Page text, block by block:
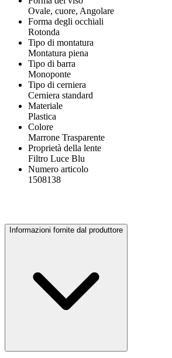
Ovale, cuore, Angolare
Forma degli occhiali
Rotonda
Tipo di montatura
Montatura piena
Tipo di barra
Monoponte
Tipo di cerniera
Cerniera standard
Materiale
Plastica
Colore
Marrone Trasparente
Proprietà della lente
Filtro Luce Blu
Numero articolo
1508138
Informazioni fornite dal produttore